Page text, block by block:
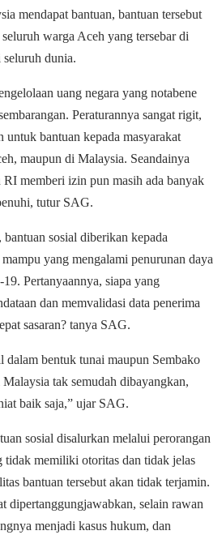
mendapat bantuan, bantuan tersebut
warga Aceh yang tersebar di
dunia.
uang negara yang notabene
Peraturannya sangat rigit,
untuk bantuan kepada masyarakat
maupun di Malaysia. Seandainya
memberi izin pun masih ada banyak
tutur SAG.
sosial diberikan kepada
yang mengalami penurunan daya
Pertanyaannya, siapa yang
dan memvalidasi data penerima
sasaran? tanya SAG.
dalam bentuk tunai maupun Sembako
tak semudah dibayangkan,
baik saja,” ujar SAG.
sosial disalurkan melalui perorangan
tidak memiliki otoritas dan tidak jelas
bantuan tersebut akan tidak terjamin.
dipertanggungjawabkan, selain rawan
menjadi kasus hukum, dan